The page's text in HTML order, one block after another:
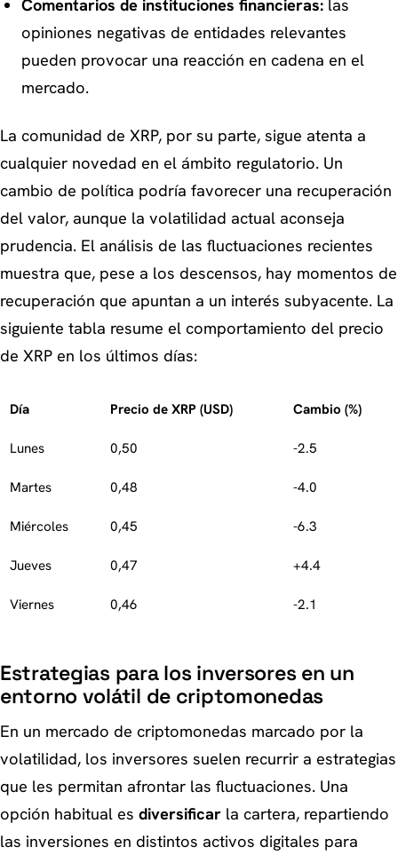
Comentarios de instituciones financieras:las
opiniones negativas de entidades relevantes
pueden provocar una reacción en cadena en el
mercado.
La comunidad de XRP, por su parte, sigue atenta a
cualquier novedad en el ámbito regulatorio. Un
cambio de política podría favorecer una recuperación
del valor, aunque la volatilidad actual aconseja
prudencia. El análisis de las fluctuaciones recientes
muestra que, pese a los descensos, hay momentos de
recuperación que apuntan a un interés subyacente. La
siguiente tabla resume el comportamiento del precio
de XRP en los últimos días:
Día Precio de XRP (USD) Cambio (%)
Lunes 0,50 -2.5
Martes 0,48 -4.0
Miércoles 0,45 -6.3
Jueves 0,47 +4.4
Viernes 0,46 -2.1
Estrategias para los inversores en un
entorno volátil de criptomonedas
En un mercado de criptomonedas marcado por la
volatilidad, los inversores suelen recurrir a estrategias
que les permitan afrontar las fluctuaciones. Una
opción habitual es diversificar la cartera, repartiendo
las inversiones en distintos activos digitales para